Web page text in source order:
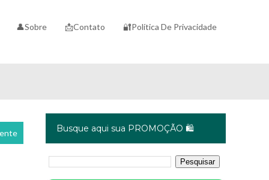
👤Sobre 📩Contato 🔐Política De Privacidade
Busque aqui sua PROMOÇÃO 🛍️